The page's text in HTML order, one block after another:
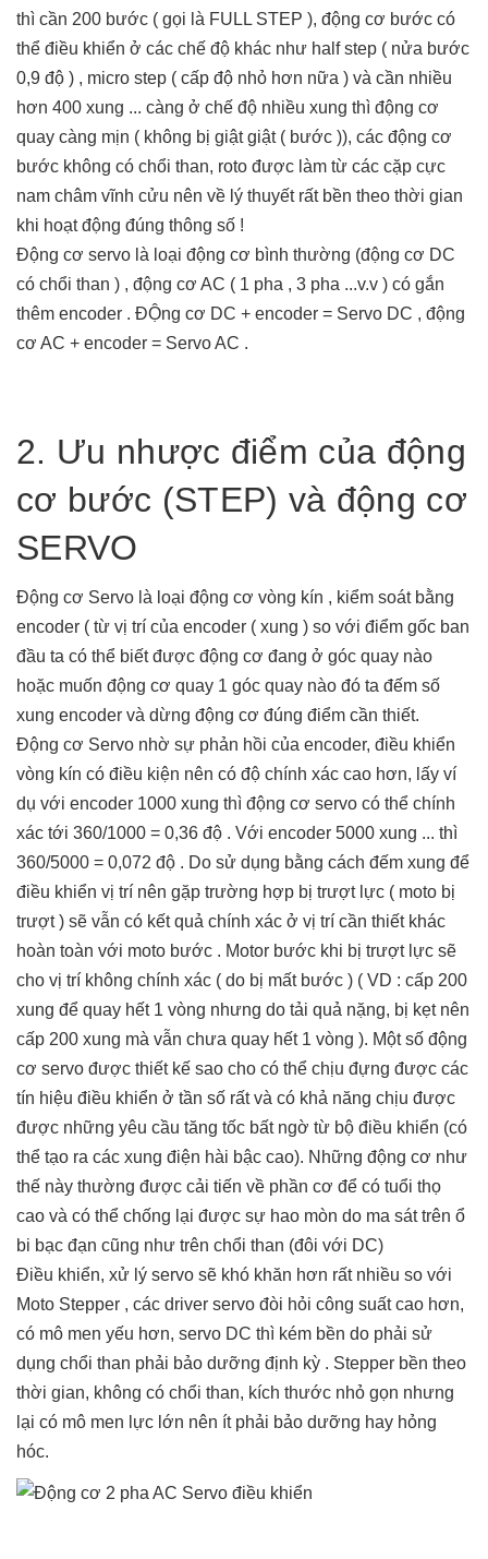
thì cần 200 bước ( gọi là FULL STEP ), động cơ bước có
thể điều khiển ở các chế độ khác như half step ( nửa bước
0,9 độ ) , micro step ( cấp độ nhỏ hơn nữa ) và cần nhiều
hơn 400 xung ... càng ở chế độ nhiều xung thì động cơ
quay càng mịn ( không bị giật giật ( bước )), các động cơ
bước không có chổi than, roto được làm từ các cặp cực
nam châm vĩnh cửu nên về lý thuyết rất bền theo thời gian
khi hoạt động đúng thông số !
Động cơ servo là loại động cơ bình thường (động cơ DC
có chổi than ) , động cơ AC ( 1 pha , 3 pha ...v.v ) có gắn
thêm encoder . ĐỘng cơ DC + encoder = Servo DC , động
cơ AC + encoder = Servo AC .
2. Ưu nhược điểm của động
cơ bước (STEP) và động cơ
SERVO
Động cơ Servo là loại động cơ vòng kín , kiểm soát bằng
encoder ( từ vị trí của encoder ( xung ) so với điểm gốc ban
đầu ta có thể biết được động cơ đang ở góc quay nào
hoặc muốn động cơ quay 1 góc quay nào đó ta đếm số
xung encoder và dừng động cơ đúng điểm cần thiết.
Động cơ Servo nhờ sự phản hồi của encoder, điều khiển
vòng kín có điều kiện nên có độ chính xác cao hơn, lấy ví
dụ với encoder 1000 xung thì động cơ servo có thể chính
xác tới 360/1000 = 0,36 độ . Với encoder 5000 xung ... thì
360/5000 = 0,072 độ . Do sử dụng bằng cách đếm xung để
điều khiển vị trí nên gặp trường hợp bị trượt lực ( moto bị
trượt ) sẽ vẫn có kết quả chính xác ở vị trí cần thiết khác
hoàn toàn với moto bước . Motor bước khi bị trượt lực sẽ
cho vị trí không chính xác ( do bị mất bước ) ( VD : cấp 200
xung để quay hết 1 vòng nhưng do tải quả nặng, bị kẹt nên
cấp 200 xung mà vẫn chưa quay hết 1 vòng ). Một số động
cơ servo được thiết kế sao cho có thể chịu đựng được các
tín hiệu điều khiển ở tần số rất và có khả năng chịu được
được những yêu cầu tăng tốc bất ngờ từ bộ điều khiển (có
thể tạo ra các xung điện hài bậc cao). Những động cơ như
thế này thường được cải tiến về phần cơ để có tuổi thọ
cao và có thể chống lại được sự hao mòn do ma sát trên ổ
bi bạc đạn cũng như trên chổi than (đôi với DC)
Điều khiển, xử lý servo sẽ khó khăn hơn rất nhiều so với
Moto Stepper , các driver servo đòi hỏi công suất cao hơn,
có mô men yếu hơn, servo DC thì kém bền do phải sử
dụng chổi than phải bảo dưỡng định kỳ . Stepper bền theo
thời gian, không có chổi than, kích thước nhỏ gọn nhưng
lại có mô men lực lớn nên ít phải bảo dưỡng hay hỏng
hóc.